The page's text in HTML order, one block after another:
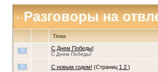
Разговоры на
Тема
С Днем Победы!
С Днем Победы!
С новым годом! (Страниц 1 2 )